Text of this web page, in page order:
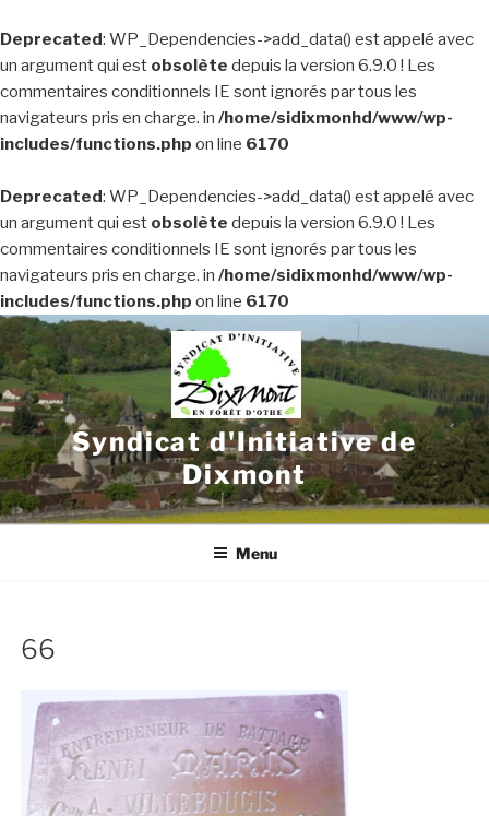
Deprecated: WP_Dependencies->add_data() est appelé avec
un argument qui est obsolète depuis la version 6.9.0 ! Les
commentaires conditionnels IE sont ignorés par tous les
navigateurs pris en charge. in /home/sidixmonhd/www/wp-
includes/functions.php on line 6170
Deprecated: WP_Dependencies->add_data() est appelé avec
un argument qui est obsolète depuis la version 6.9.0 ! Les
commentaires conditionnels IE sont ignorés par tous les
navigateurs pris en charge. in /home/sidixmonhd/www/wp-
includes/functions.php on line 6170
Aller
au
contenu
principal
Syndicat d'Initiative de
Dixmont
Menu
66